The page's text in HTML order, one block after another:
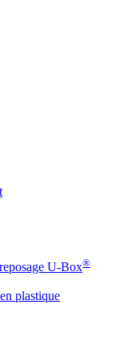
U-Box®
plastique